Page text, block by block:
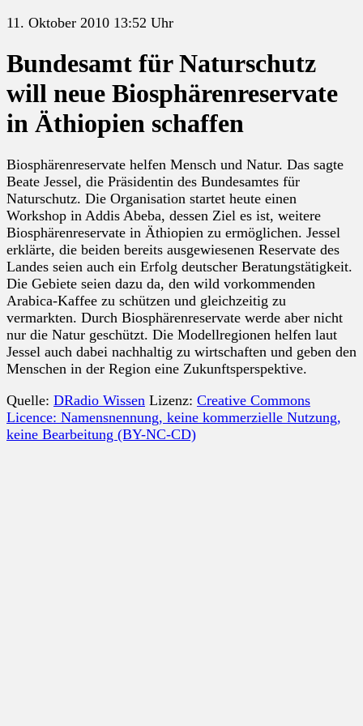
11. Oktober 2010 13:52 Uhr
Bundesamt für Naturschutz
will neue Biosphärenreservate
in Äthiopien schaffen
Biosphärenreservate helfen Mensch und Natur. Das sagte
Beate Jessel, die Präsidentin des Bundesamtes für
Naturschutz. Die Organisation startet heute einen
Workshop in Addis Abeba, dessen Ziel es ist, weitere
Biosphärenreservate in Äthiopien zu ermöglichen. Jessel
erklärte, die beiden bereits ausgewiesenen Reservate des
Landes seien auch ein Erfolg deutscher Beratungstätigkeit.
Die Gebiete seien dazu da, den wild vorkommenden
Arabica-Kaffee zu schützen und gleichzeitig zu
vermarkten. Durch Biosphärenreservate werde aber nicht
nur die Natur geschützt. Die Modellregionen helfen laut
Jessel auch dabei nachhaltig zu wirtschaften und geben den
Menschen in der Region eine Zukunftsperspektive.
Quelle: DRadio Wissen Lizenz: Creative Commons
Licence: Namensnennung, keine kommerzielle Nutzung,
keine Bearbeitung (BY-NC-CD)